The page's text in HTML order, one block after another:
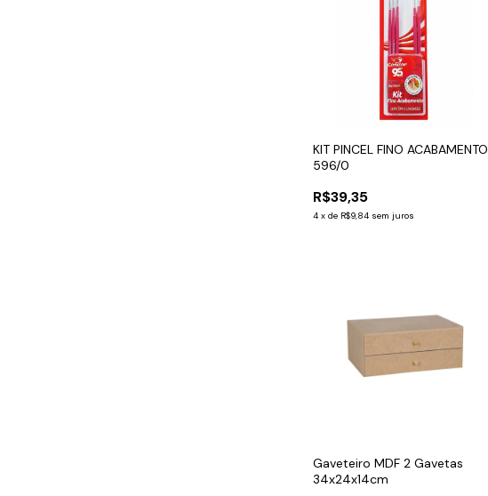
KIT PINCEL FINO ACABAMENTO
596/0
R$39,35
4 xde R$9,84 sem juros
Gaveteiro MDF 2 Gavetas
34x24x14cm